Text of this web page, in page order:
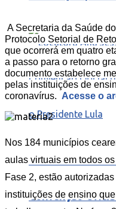
Locutora Ana
Convenção
A Secretaria da Saúde
Protocolo Setorial de
que ocorrerá em quatro
a passo para o retorno
documento estabelece
pelas instituições de
coronavírus. Acesse o
Nos 184 municípios
aulas virtuais em todos
Fase 2, estão
instituições de ensino